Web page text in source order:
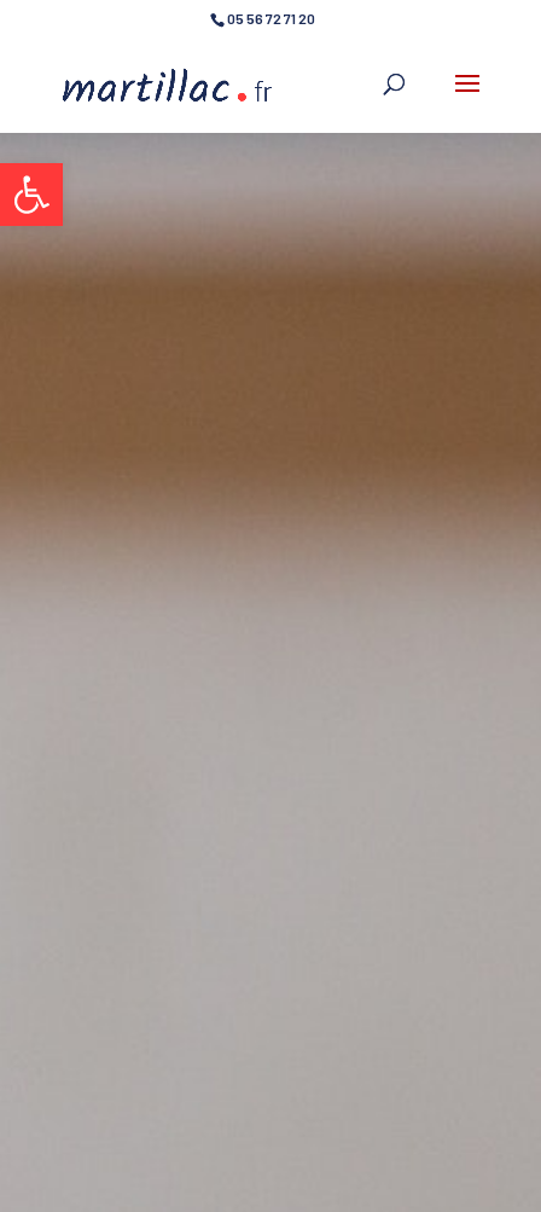
Ouvrir la barre d’outils
05 56 72 71 20